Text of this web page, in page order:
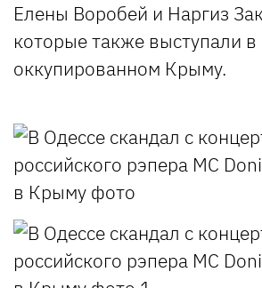
Елены Воробей и Наргиз
которые также выступали в
оккупированном Крыму.